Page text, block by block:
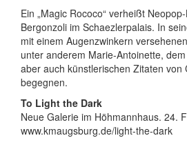
Ein „Magic Rococo“ verheißt
Bergonzoli im Schaezlerpalais. In
mit einem Augenzwinkern
unter anderem Marie-Antoinette,
aber auch künstlerischen Zitaten von
begegnen.
To Light the Dark
Neue Galerie im Höhmannhaus. 24.
www.kmaugsburg.de/light-the-dark